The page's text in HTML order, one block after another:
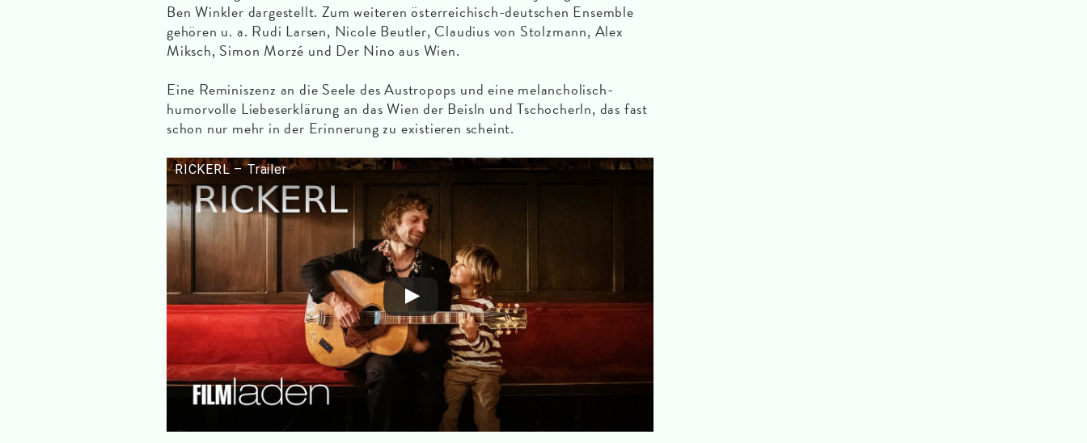
Ben Winkler dargestellt. Zum weiteren österreichisch-deutschen Ensemble
gehören u. a. Rudi Larsen, Nicole Beutler, Claudius von Stolzmann, Alex
Miksch, Simon Morzé und Der Nino aus Wien.
Eine Reminiszenz an die Seele des Austropops und eine melancholisch-
humorvolle Liebeserklärung an das Wien der Beisln und Tschocherln, das fast
schon nur mehr in der Erinnerung zu existieren scheint.
RICKERL – Trailer